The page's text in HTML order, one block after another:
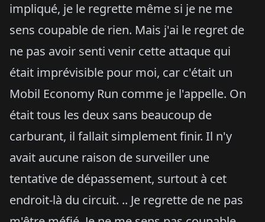
impliqué, je le regrette même si je ne me
sens coupable de rien. Mais j'ai le regret de
ne pas avoir senti venir cette attaque qui
était imprévisible pour moi, car c'était un
Mobil Economy Run comme je l'appelle. On
était tous les deux sans beaucoup de
carburant, il fallait simplement finir. Il n'y
avait aucune raison de surveiller une
tentative de dépassement, surtout à cet
endroit-là du circuit. .. Je regrette de ne pas